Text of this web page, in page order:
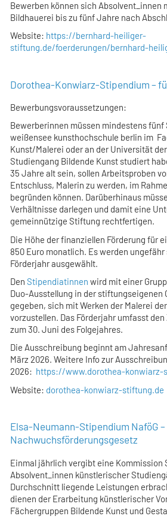
Bewerben können sich Absolvent_innen
Bildhauerei bis zu fünf Jahre nach
Website: https://bernhard-heiliger-
stiftung.de/foerderungen/bernhard-
Dorothea-Konwiarz-Stipendium –
Bewerbungsvoraussetzungen:
Bewerberinnen müssen mindestens fünf
weißensee kunsthochschule berlin im
Kunst/Malerei oder an der Universität
Studiengang Bildende Kunst studiert
35 Jahre alt sein, sollen Arbeitsproben
Entschluss, Malerin zu werden, im
begründen können. Darüberhinaus
Verhältnisse darlegen und damit eine
gemeinnützige Stiftung rechtfertigen.
Die Höhe der finanziellen Förderung für
850 Euro monatlich. Es werden
Förderjahr ausgewählt.
DenStipendiatinnen wird mit einer
Duo-Ausstellung in der stiftungseigenen
gegeben, sich mit Werken der Malerei
vorzustellen. Das Förderjahr umfasst
zum 30. Juni des Folgejahres.
Die Ausschreibung beginnt am
März 2026. Weitere Info zur
2026: https://www.dorothea-konwiarz-
Website: dorothea-konwiarz-stiftung.de
Elsa-Neumann-Stipendium NaföG –
Nachwuchsförderungsgesetz
Einmal jährlich vergibt eine Kommission
Absolvent_innen künstlerischer
Durchschnitt liegende Leistungen
dienen der Erarbeitung künstlerischer
Fächergruppen Bildende Kunst und